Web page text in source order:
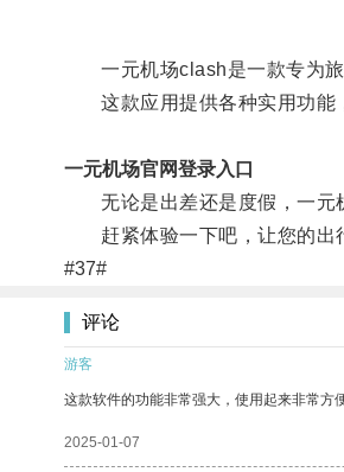
一元机场clash是一款专为旅
这款应用提供各种实用功能，
一元机场官网登录入口
无论是出差还是度假，一元
赶紧体验一下吧，让您的出行
#37#
评论
游客
这款软件的功能非常强大，使用起来非常方便
2025-01-07